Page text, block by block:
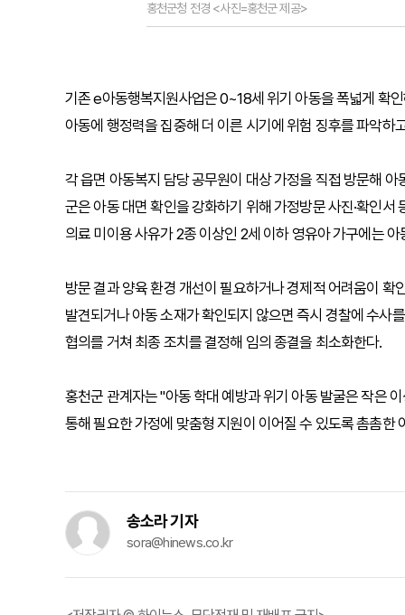
홍천군청 전경 <사진=홍천군 제공>
기존 e아동행복지원사업은 0~18세 위기 아동을 폭넓게 확
아동에 행정력을 집중해 더 이른 시기에 위험 징후를 파악하
각 읍면 아동복지 담당 공무원이 대상 가정을 직접 방문해
군은 아동 대면 확인을 강화하기 위해 가정방문 사진·확인
의료 미이용 사유가 2종 이상인 2세 이하 영유아 가구에는
방문 결과 양육 환경 개선이 필요하거나 경제적 어려움이 확
발견되거나 아동 소재가 확인되지 않으면 즉시 경찰에 수사
협의를 거쳐 최종 조치를 결정해 임의 종결을 최소화한다.
홍천군 관계자는 "아동 학대 예방과 위기 아동 발굴은 작은
통해 필요한 가정에 맞춤형 지원이 이어질 수 있도록 촘촘한
송소라 기자
sora@hinews.co.kr